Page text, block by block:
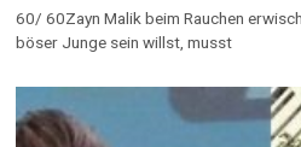
60/ 60Zayn Malik beim Rauchen
böser Junge sein willst, musst